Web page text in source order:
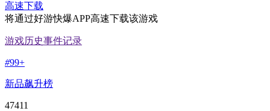
高速下载
将通过好游快爆APP高速下载该游戏
游戏历史事件记录
#99+
新品飙升榜
47411